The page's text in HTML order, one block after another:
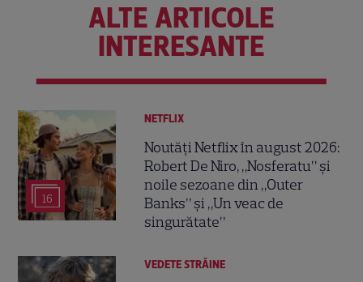
ALTE ARTICOLE
INTERESANTE
16
NETFLIX
Noutăți Netflix în august 2026:
Robert De Niro, „Nosferatu” și
noile sezoane din „Outer
Banks” și „Un veac de
singurătate”
VEDETE STRĂINE